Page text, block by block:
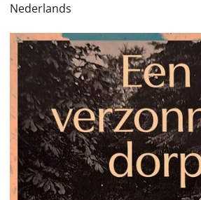
Nederlands